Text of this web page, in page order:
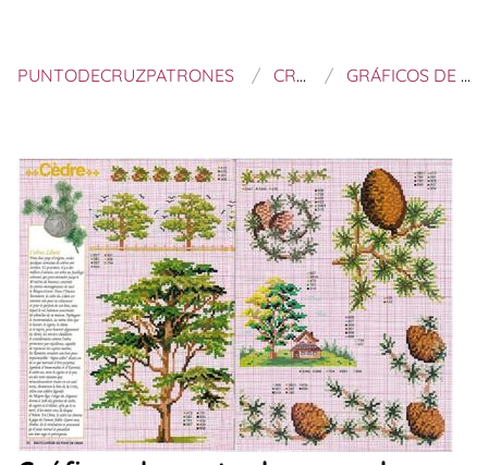
PUNTODECRUZPATRONES CRIS PATCHWORK GRÁFICOS DE PUNTO DE CRUZ SOBRE ÁRBOLES